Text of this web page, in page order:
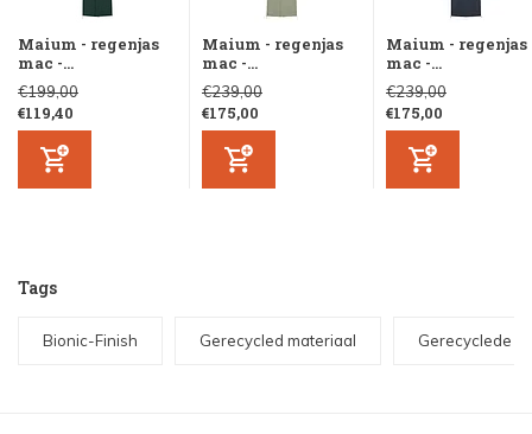
Maium - regenjas
mac -...
€199,00
€119,40
Maium - regenjas
mac -...
€239,00
€175,00
Maium - regenjas
mac -...
€239,00
€175,00
Tags
Bionic-Finish Gerecycled materiaal Gerecyclede